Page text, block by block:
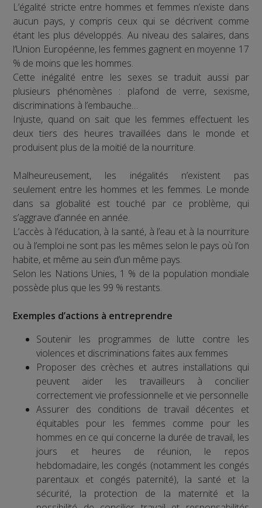
L’égalité stricte entre hommes et femmes n’existe dans
aucun pays, y compris ceux qui se décrivent comme
étant les plus développés. Au niveau des salaires, dans
l’Union Européenne, les femmes gagnent en moyenne 17
% de moins que les hommes.
Cette inégalité entre les sexes se traduit aussi par
plusieurs phénomènes : plafond de verre, sexisme,
discriminations à l’embauche…
Injuste, quand on sait que les femmes effectuent les
deux tiers des heures travaillées dans le monde et
produisent plus de la moitié de la nourriture.
Malheureusement, les inégalités n’existent pas
seulement entre les hommes et les femmes. Le monde
dans sa globalité est touché par ce problème, qui
s’aggrave d’année en année.
L’accès à l’éducation, à la santé, à l’eau et à la nourriture
ou à l’emploi ne sont pas les mêmes selon le pays où l’on
habite, et même au sein d’un même pays.
Selon les Nations Unies, 1 % de la population mondiale
possède plus que les 99 % restants.
Exemples d’actions à entreprendre
Soutenir les programmes de lutte contre les
violences et discriminations faites aux femmes
Proposer des crèches et autres installations qui
peuvent aider les travailleurs à concilier
correctement vie professionnelle et vie personnelle
Assurer des conditions de travail décentes et
équitables pour les femmes comme pour les
hommes en ce qui concerne la durée de travail, les
jours et heures de réunion, le repos
hebdomadaire, les congés (notamment les congés
parentaux et congés paternité), la santé et la
sécurité, la protection de la maternité et la